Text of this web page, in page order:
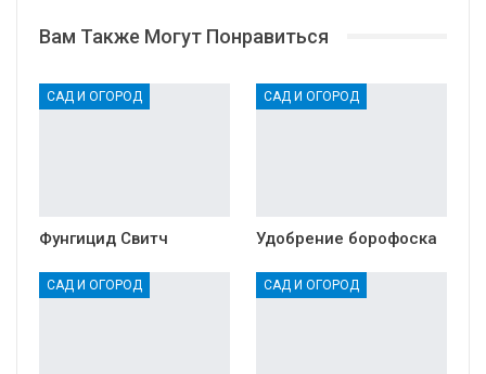
Вам Также Могут Понравиться
САД И ОГОРОД
Фунгицид Свитч
САД И ОГОРОД
Удобрение борофоска
САД И ОГОРОД САД И ОГОРОД